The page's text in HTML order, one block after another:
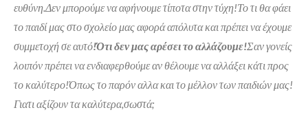
ευθύνη.Δεν μπορούμε να αφήνουμε τίποτα στην τύχη!Το τι θα φάει
το παιδί μας στο σχολείο μας αφορά απόλυτα και πρέπει να έχουμε
συμμετοχή σε αυτό!Ότι δεν μας αρέσει το αλλάζουμε!Σαν γονείς
λοιπόν πρέπει να ενδιαφερθούμε αν θέλουμε να αλλάξει κάτι προς
το καλύτερο!Όπως το παρόν αλλα και το μέλλον των παιδιών μας!
Γιατι αξίζουν τα καλύτερα,σωστά;